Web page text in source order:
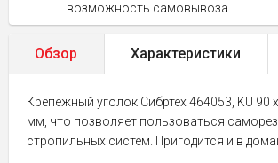
возможность самовывоза
Обзор Характеристики
Крепежный уголок Сибртех 464053, KU
мм, что позволяет пользоваться
стропильных систем. Пригодится и в